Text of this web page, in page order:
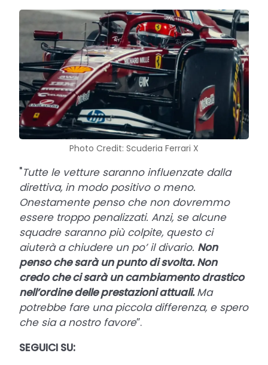
Photo Credit: Scuderia Ferrari X
"Tutte le vetture saranno influenzate dalla
direttiva, in modo positivo o meno.
Onestamente penso che non dovremmo
essere troppo penalizzati. Anzi, se alcune
squadre saranno più colpite, questo ci
aiuterà a chiudere un po’ il divario. Non
penso che sarà un punto di svolta. Non
credo che ci sarà un cambiamento drastico
nell’ordine delle prestazioni attuali.Ma
potrebbe fare una piccola differenza, e spero
che sia a nostro favore”.
SEGUICI SU: